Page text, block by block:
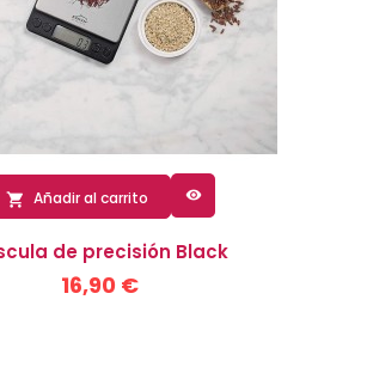
 Añadir al carrito 
de precisión Black
16,90 €